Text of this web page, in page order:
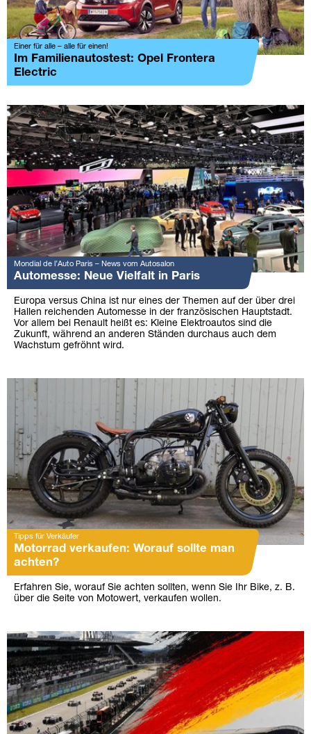
Einer für alle – alle für einen!
Im Familienautostest: Opel Frontera
Electric
Mondial de l’Auto Paris – News vom Autosalon
Automesse: Neue Vielfalt in Paris
Europa versus China ist nur eines der Themen auf der über drei
Hallen reichenden Automesse in der französischen Hauptstadt.
Vor allem bei Renault heißt es: Kleine Elektroautos sind die
Zukunft, während an anderen Ständen durchaus auch dem
Wachstum gefröhnt wird.
Tipps für Verkäufer
Motorrad verkaufen: Worauf sollte man
achten?
Erfahren Sie, worauf Sie achten sollten, wenn Sie Ihr Bike, z. B.
über die Seite von Motowert, verkaufen wollen.